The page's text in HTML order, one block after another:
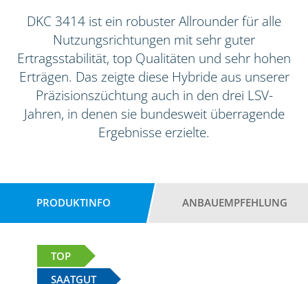
DKC 3414 ist ein robuster Allrounder für alle
Nutzungsrichtungen mit sehr guter
Ertragsstabilität, top Qualitäten und sehr hohen
Erträgen. Das zeigte diese Hybride aus unserer
Präzisionszüchtung auch in den drei LSV-
Jahren, in denen sie bundesweit überragende
Ergebnisse erzielte.
PRODUKTINFO ANBAUEMPFEHLUNG
TOP
SAATGUT